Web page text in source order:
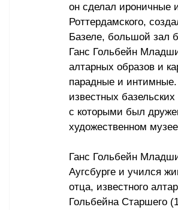
он сделал ироничные
Роттердамского,
Базеле, большой зал
Ганс Гольбейн
алтарных образов и
парадные и интимные.
известных
с которыми был
художественном
Ганс Гольбейн
Аугсбурге и учился
отца, известного
Гольбейна Старшего